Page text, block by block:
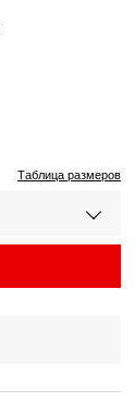
Таблица размеров